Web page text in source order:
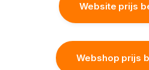
Website prijs
Webshop prijs